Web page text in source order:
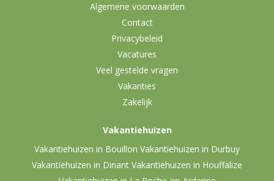
Algemene voorwaarden
Contact
Privacybeleid
Vacatures
Veel gestelde vragen
Vakanties
Zakelijk
Vakantiehuizen
Vakantiehuizen in Bouillon Vakantiehuizen in Durbuy
Vakantiehuizen in Dinant Vakantiehuizen in Houffalize